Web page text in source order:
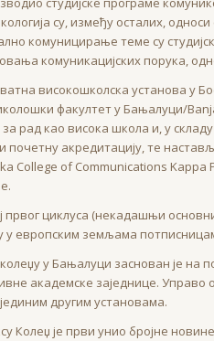
су, између осталих,
комуницирање теме су
комуникацијских порука,
високошколска установа у
факултет у Бањалуци/
за рад као висока школа и, у
почетну акредитацију, те
College of Communications Kappa
првог циклуса (некадашњи
у европским земљама
у Бањалуци заснован је на
академске заједнице.
другим установама.
Колеџ је први унио бројне